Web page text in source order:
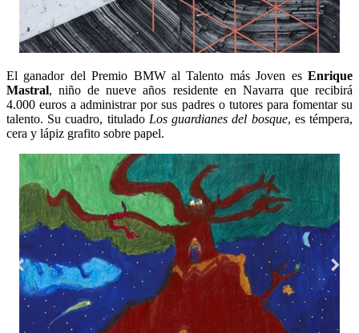
El ganador del Premio BMW al Talento más Joven es Enrique
Mastral, niño de nueve años residente en Navarra que recibirá
4.000 euros a administrar por sus padres o tutores para fomentar su
talento. Su cuadro, titulado Los guardianes del bosque, es témpera,
cera y lápiz grafito sobre papel.